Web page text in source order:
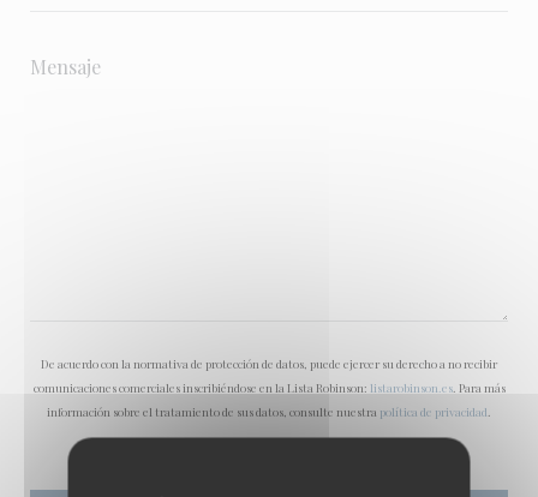
De acuerdo con la normativa de protección de datos, puede ejercer su derecho a no recibir
comunicaciones comerciales inscribiéndose en la Lista Robinson: listarobinson.es. Para más
información sobre el tratamiento de sus datos, consulte nuestra política de privacidad